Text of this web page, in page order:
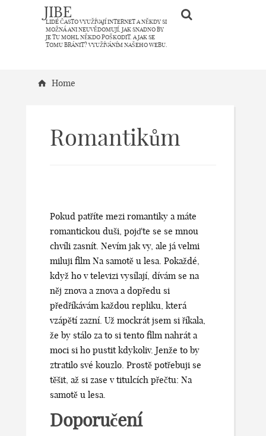
JIBE
LIDÉ ČASTO VYUŽÍVAJÍ INTERNET A NĚKDY SI
MOŽNÁ ANI NEUVĚDOMUJÍ, JAK SNADNO BY
JE TU MOHL NĚKDO POŠKODIT. A JAK SE
TOMU BRÁNIT? VYUŽÍVÁNÍM NAŠEHO WEBU.
Home
Romantikům
Pokud patříte mezi romantiky a máte
romantickou duši, pojďte se se mnou
chvíli zasnít. Nevím jak vy, ale já velmi
miluji film Na samotě u lesa. Pokaždé,
když ho v televizi vysílají, dívám se na
něj znova a znova a dopředu si
předříkávám každou repliku, která
vzápětí zazní. Už mockrát jsem si říkala,
že by stálo za to si tento film nahrát a
moci si ho pustit kdykoliv. Jenže to by
ztratilo své kouzlo. Prostě potřebuji se
těšit, až si zase v titulcích přečtu: Na
samotě u lesa.
Doporučení